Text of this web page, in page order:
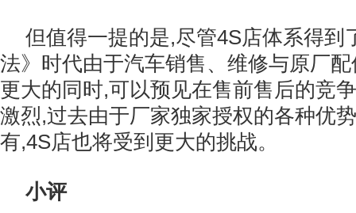
但值得一提的是,尽管4S店体系得到
法》时代由于汽车销售、维修与原厂
更大的同时,可以预见在售前售后的竞
激烈,过去由于厂家独家授权的各种优
有,4S店也将受到更大的挑战。
小评